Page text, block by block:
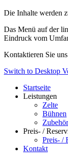
Die Inhalte werden
Das Menü auf der
Eindruck vom
Kontaktieren Sie
Switch to Desktop
Startseite
Leistungen
Zelte
Bühnen
Zubehör
Preis- /
Preis- /
Kontakt